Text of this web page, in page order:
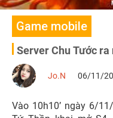
Game mobile
Server Chu Tước
Jo.N 06/11/
Vào 10h10’ ngày 6/